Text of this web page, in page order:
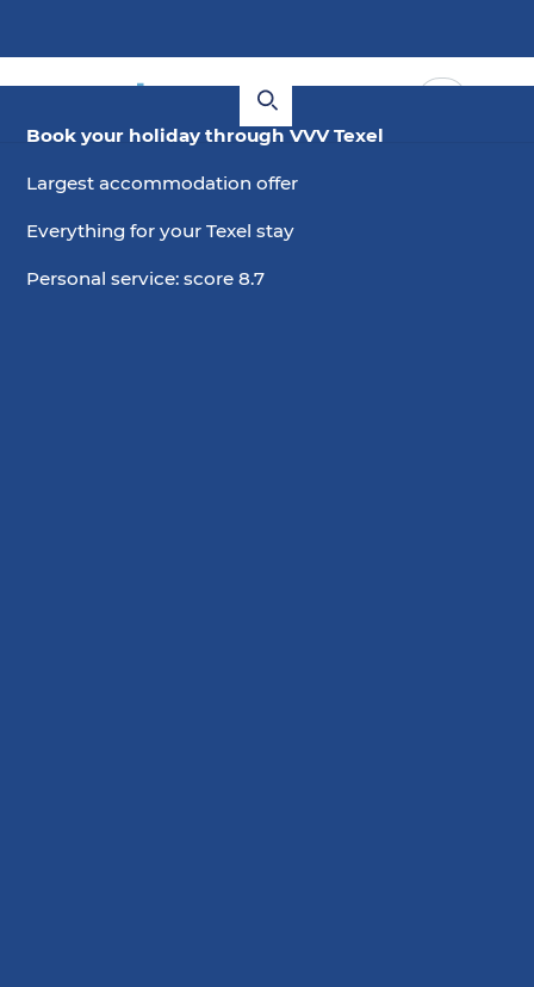
Book your holiday through VVV Texel
Largest accommodation offer
Everything for your Texel stay
Personal service: score 8.7